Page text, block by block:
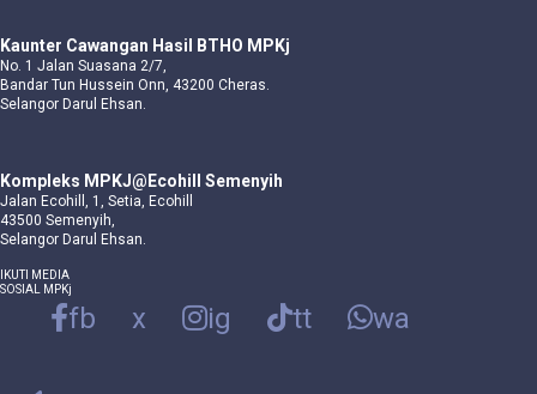
Kaunter Cawangan Hasil BTHO MPKj
No. 1 Jalan Suasana 2/7,
Bandar Tun Hussein Onn, 43200 Cheras.
Selangor Darul Ehsan.
Kompleks MPKJ@Ecohill Semenyih
Jalan Ecohill, 1, Setia, Ecohill
43500 Semenyih,
Selangor Darul Ehsan.
IKUTI MEDIA
SOSIAL MPKj
fb x ig tt wa